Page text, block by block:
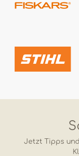
Jetzt Tipps